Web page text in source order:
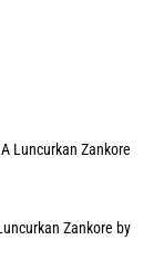
Zankore by